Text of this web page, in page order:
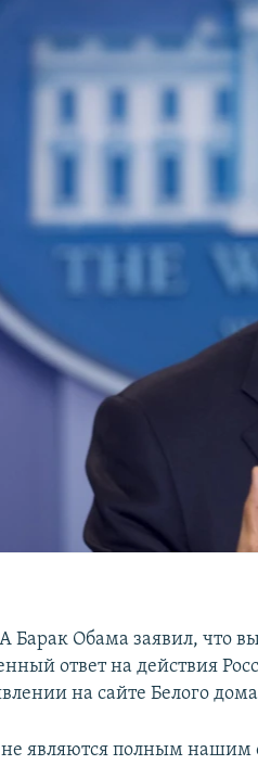
Обама заявил, что
ответ на действия
на сайте Белого
являются полным нашим